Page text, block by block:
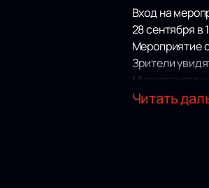
Вход на
28 сентября
Мероприятие
Зрители
Мусоргского
Роман
Читать